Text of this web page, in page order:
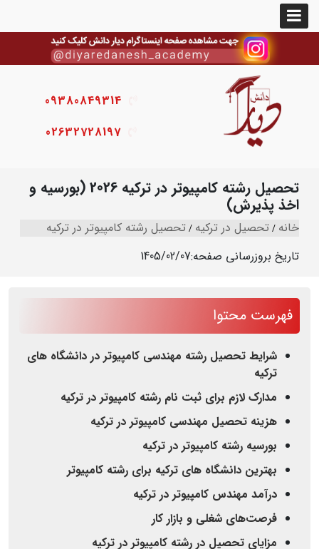
09380849314
02632728197
تحصیل رشته کامپیوتر در ترکیه 2026 (بورسیه و
اخذ پذیرش)
خانه تحصیل در ترکیه تحصیل رشته کامپیوتر در ترکیه
تاریخ بروزرسانی صفحه:1405/02/07
فهرست محتوا
شرایط تحصیل رشته مهندسی کامپیوتر در دانشگاه های
ترکیه
مدارک لازم برای ثبت نام رشته کامپیوتر در ترکیه
هزینه تحصیل مهندسی کامپیوتر در ترکیه
بورسیه رشته کامپیوتر در ترکیه
بهترین دانشگاه های ترکیه برای رشته کامپیوتر
درآمد مهندس کامپیوتر در ترکیه
فرصت‌های شغلی و بازار کار
مزایای تحصیل در رشته کامپیوتر در ترکیه